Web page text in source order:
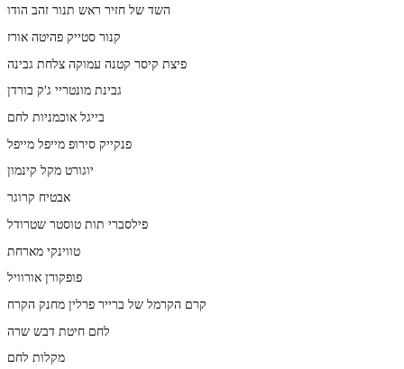
השד של חזיר ראש תנור זהב הודו
קנור סטייק פהיטה אורז
פיצת קיסר קטנה עמוקה צלחת גבינה
גבינת מונטריי ג'ק בורדן
בייגל אוכמניות לחם
פנקייק סירופ מייפל מייפל
יוגורט מקל קינמון
אבטיח קרוגר
פילסברי תות טוסטר שטרודל
טווינקי מארחת
פופקורן אורוויל
קרם הקרמל של ברייר פרלין מחנק הקרח
לחם חיטת דבש שרה
מקלות לחם